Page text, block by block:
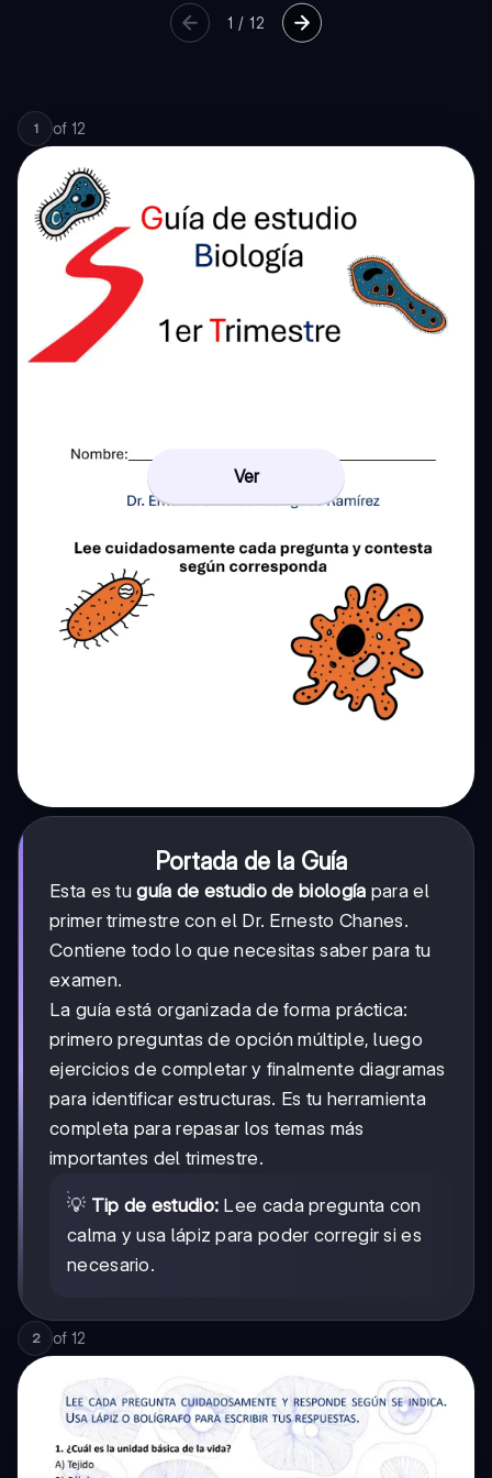
1 / 12
1 of 12
Ver
Portada de la Guía
Esta es tuguía de estudio de biología para el
primer trimestre con el Dr. Ernesto Chanes.
Contiene todo lo que necesitas saber para tu
examen.
La guía está organizada de forma práctica:
primero preguntas de opción múltiple, luego
ejercicios de completar y finalmente diagramas
para identificar estructuras. Es tu herramienta
completa para repasar los temas más
importantes del trimestre.
💡 Tip de estudio: Lee cada pregunta con
calma y usa lápiz para poder corregir si es
necesario.
2 of 12